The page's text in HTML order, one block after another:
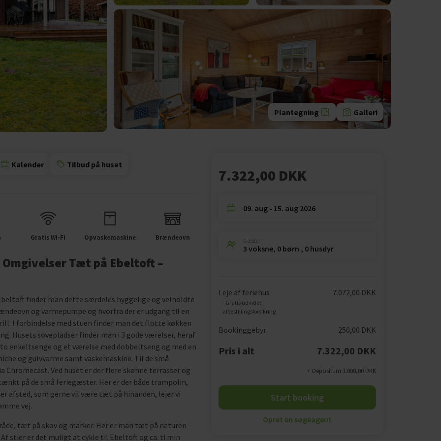
Plantegning Galleri
Kalender Tilbud på huset
Gratis Wi-Fi Opvaskemaskine Brændeovn
Tæt på Ebeltoft –
finder man dette særdeles hyggelige og velholdte
og varmepumpe og hvorfra der er udgang til en
I forbindelse med stuen finder man det flotte køkken
Husets sovepladser finder man i 3 gode værelser, heraf
enkeltsenge og et værelse med dobbeltseng og med en
og gulvvarme samt vaskemaskine. Til de små
Ved huset er der flere skønne terrasser og
på de små feriegæster. Her er der både trampolin,
afsted, som gerne vil være tæt på hinanden, lejer vi
vej.
tæt på skov og marker. Her er man tæt på naturen
Af stier er det muligt at cykle til Ebeltoft og ca. ti min
7.322,00 DKK
09. aug - 15. aug 2026
Gæster
3 voksne, 0 børn , 0 husdyr
Leje af feriehus
- Gratis udvidet
afbestillingsforsikring
7.072,00 DKK
Bookinggebyr 250,00 DKK
Pris i alt 7.322,00 DKK
+ Depositum 1.000,00 DKK
Start booking
Opret en søgeagent